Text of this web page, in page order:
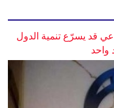
قد يسرّع تنمية الدول
واحد